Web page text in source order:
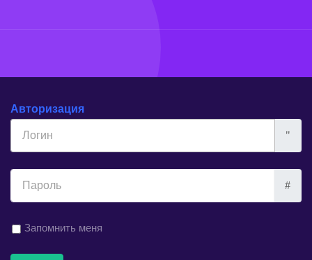
Авторизация
Запомнить меня